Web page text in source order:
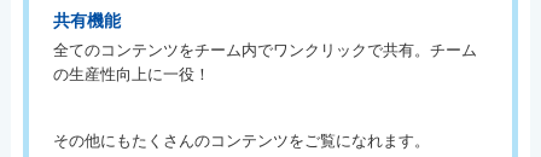
共有機能
全てのコンテンツをチーム内でワンクリックで共有。チーム
の生産性向上に一役！
その他にもたくさんのコンテンツをご覧になれます。